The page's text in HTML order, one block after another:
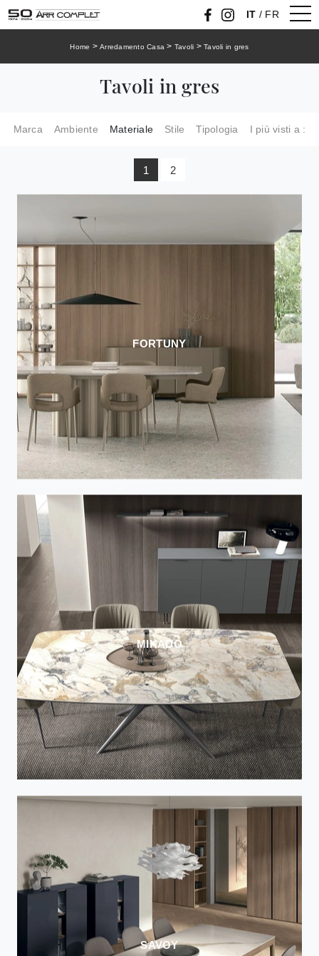
IT / FR
Home >Arredamento Casa > Tavoli >Tavoli in gres
Tavoli in gres
Marca Ambiente Materiale Stile Tipologia I più visti a :
1 2
FORTUNY
MIKADO
SAVOY